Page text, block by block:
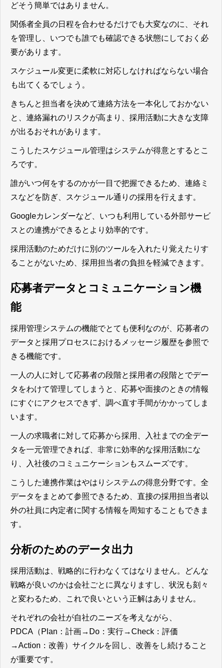
どそう簡単ではありません。
関係者全員の日程を合わせるだけでも大変なのに、それ
を管理し、いつでも誰でも確認できる状態にしておく必
要があります。
スケジュール変更に柔軟に対応しなければならない場合
も出てくるでしょう。
きちんと担当者を決めて連絡方法を一本化しておかない
と、連絡漏れのリスクが高まり、採用活動に大きな支障
が出るおそれがあります。
こうしたスケジュール管理はシステムが得意とするとこ
ろです。
誰がいつ何をするのかが一目で把握できるため、連絡ミ
スなどを防ぎ、スケジュール通りの採用を行えます。
Googleカレンダーなど、いつも利用している外部サービ
スとの連携ができるとより効率的です。
採用活動のためだけに別のツールを入れたり覚えたりす
ることがないため、採用担当者の負担を軽減できます。
応募者データとコミュニケーション機
能
採用管理システムの機能でとても便利なのが、応募者の
データと採用プロセスにおけるメッセージ履歴を参照で
きる機能です。
一人の人に対して応募者の段階と採用者の段階とでデー
タをわけて管理してしまうと、応募や面接のときの情報
にすぐにアクセスできず、調べ直す手間がかかってしま
います。
一人の求職者に対して応募から採用、入社までの全デー
タを一元管理できれば、非常に効率的な採用活動にな
り、入社後のコミュニケーションもスムーズです。
こうした連携作業はやはりシステムの得意分野です。 全
データをまとめて参照できるため、直接の採用担当者以
外の社員に内定者に関する情報を周知することもできま
す。
分析のためのデータ出力
採用活動は、戦略的に行わなくてはなりません。どんな
戦略が良いのかは会社ごとに異なりますし、状況も刻々
と変わるため、これで良いという正解はありません。
それぞれの会社が自社のニーズを考えながら、
PDCA（Plan：計画→Do：実行→Check：評価
→Action：改善）サイクルを回し、改善をし続けること
が重要です。